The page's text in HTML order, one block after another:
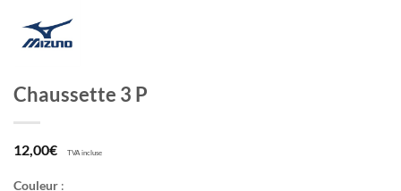
Chaussette 3 P
12,00€ TVA incluse
Couleur :